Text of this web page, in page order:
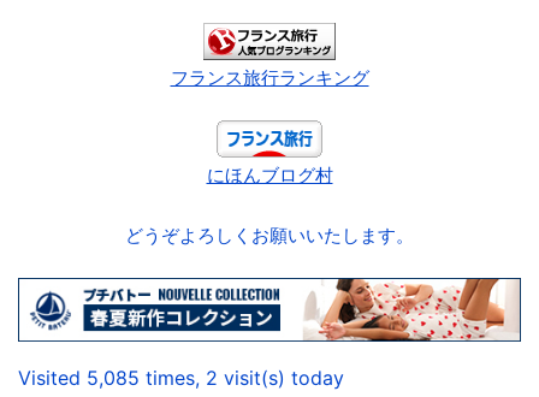
フランス旅行ランキング
にほんブログ村
どうぞよろしくお願いいたします。
Visited 5,085 times, 2 visit(s) today